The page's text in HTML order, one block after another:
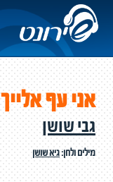
אני עף אלייך
גבי שושן
מילים ולחן:גיא שושן